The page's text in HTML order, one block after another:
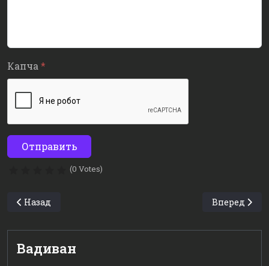
Капча*
Отправить
(0 Votes)
Предыдущий: Volvo: система обнаружения
Назад Следующий:
Вперед
Вадиван